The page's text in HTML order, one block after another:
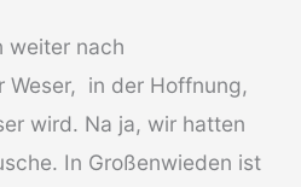
weiter nach
Weser, in der Hoffnung,
wird. Na ja, wir hatten
In Großenwieden ist